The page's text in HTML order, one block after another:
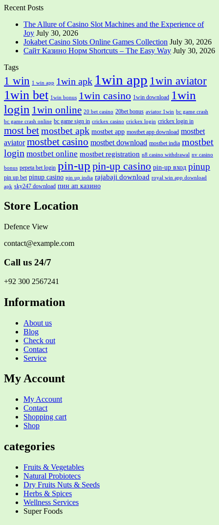
Recent Posts
The Allure of Casino Slot Machines and the Experience of
Joy July 30, 2026
Jokabet Casino Slots Online Games Collection July 30, 2026
Сайт Казино Норм Shortcuts – The Easy Way July 30, 2026
Tags
1 win 1 win app 1win apk 1win app 1win aviator
1win bet 1win bonus 1win casino 1win download 1win
login 1win online 20 bet casino 20bet bonus aviator 1win bc game crash
bc game crash online bc game sign in crickex casino crickex login crickex login in
most betmostbet apk mostbet app mostbet app download mostbet
aviator mostbet casino mostbet download mostbet india mostbet
login mostbet online mostbet registration n8 casino withdrawal nv casino
bonus pepeta bet login pin-up pin-up casino pin-up вход pinup
pin up bet pinup casino pin up india rajabaji download royal win app download
apk sky247 download пин ап казино
Store Location
Defence View
contact@example.com
Call us 24/7
+92 300 2567241
Information
About us
Blog
Check out
Contact
Service
My Account
My Account
Contact
Shopping cart
Shop
categories
Fruits & Vegetables
Natural Probiotecs
Dry Fruits Nuts & Seeds
Herbs & Spices
Wellness Services
Super Foods